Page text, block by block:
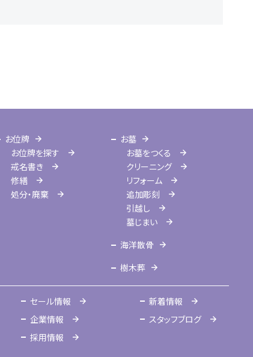
お位牌
お位牌を探す
戒名書き
修繕
処分・廃棄
お墓
お墓をつくる
クリーニング
リフォーム
追加彫刻
引越し
墓じまい
海洋散骨
樹木葬
セール情報
企業情報
採用情報
新着情報
スタッフブログ